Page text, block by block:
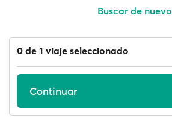
Buscar de nuevo
0 de 1 viaje seleccionado
Continuar